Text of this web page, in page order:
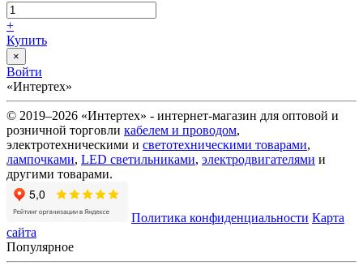
+
Купить
×
Войти
«Интертех»
© 2019–2026 «Интертех» - интернет-магазин для оптовой и
розничной торговли кабелем и проводом,
электротехническими и светотехническими товарами,
лампочками, LED светильниками, электродвигателями и
другими товарами.
Политика конфиденциальности Карта
сайта
Популярное